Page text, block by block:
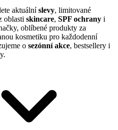
aktuálníslevy, limitované
oblasti skincare, SPF ochrany i
oblíbené produkty za
kosmetiku pro každodenní
o sezónní akce, bestsellery i